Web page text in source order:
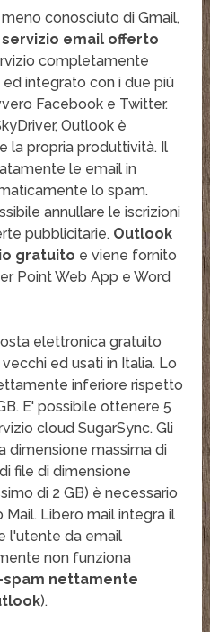
conosciuto di Gmail,
email offerto
completamente
integrato con i due più
Facebook e Twitter.
Outlook è
la propria produttività. Il
le email in
lo spam.
annullare le iscrizioni
pubblicitarie. Outlook
gratuito e viene fornito
Point Web App e Word
elettronica gratuito
ed usati in Italia. Lo
inferiore rispetto
E' possibile ottenere 5
cloud SugarSync. Gli
dimensione massima di
file di dimensione
di 2 GB) è necessario
Libero mail integra il
l'utente da email
non funziona
nettamente
).